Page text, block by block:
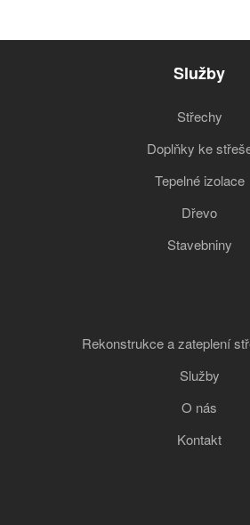
Služby
Střechy
Doplňky ke
Tepelné izolace
Dřevo
Stavebniny
Rekonstrukce a zateplení
Služby
O nás
Kontakt